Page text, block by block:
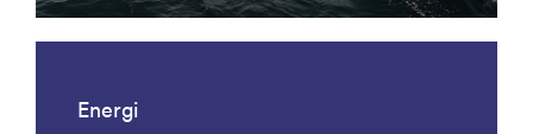
Energi